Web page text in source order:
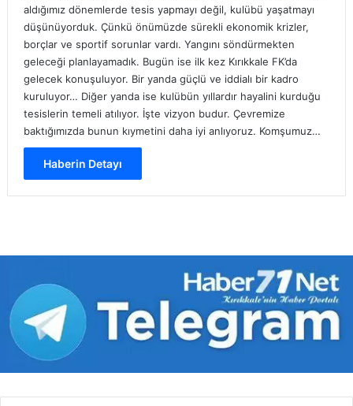
aldığımız dönemlerde tesis yapmayı değil, kulübü yaşatmayı
düşünüyorduk. Çünkü önümüzde sürekli ekonomik krizler,
borçlar ve sportif sorunlar vardı. Yangını söndürmekten
geleceği planlayamadık. Bugün ise ilk kez Kırıkkale FK’da
gelecek konuşuluyor. Bir yanda güçlü ve iddialı bir kadro
kuruluyor… Diğer yanda ise kulübün yıllardır hayalini kurduğu
tesislerin temeli atılıyor. İşte vizyon budur. Çevremize
baktığımızda bunun kıymetini daha iyi anlıyoruz. Komşumuz…
Haberin Detayı